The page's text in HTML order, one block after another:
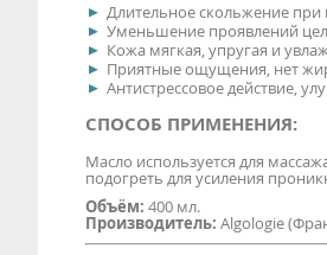
Длительное скольжение при
Уменьшение проявлений
Кожа мягкая, упругая и
Приятные ощущения, нет
Антистрессовое действие,
СПОСОБ ПРИМЕНЕНИЯ:
Масло используется для
подогреть для усиления
Объём: 400 мл.
Производитель: Algologie